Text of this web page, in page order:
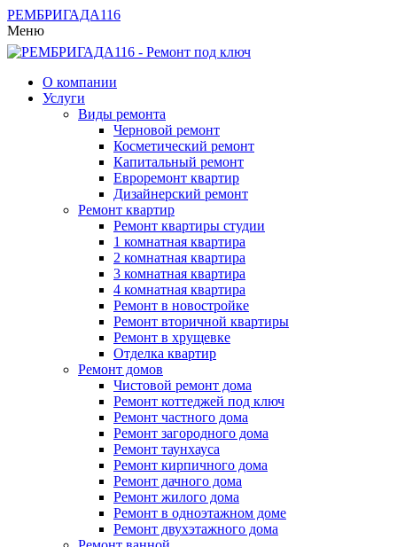
РЕМБРИГАДА116
Меню
О компании
Услуги
Виды ремонта
Черновой ремонт
Косметический ремонт
Капитальный ремонт
Евроремонт квартир
Дизайнерский ремонт
Ремонт квартир
Ремонт квартиры студии
1 комнатная квартира
2 комнатная квартира
3 комнатная квартира
4 комнатная квартира
Ремонт в новостройке
Ремонт вторичной квартиры
Ремонт в хрущевке
Отделка квартир
Ремонт домов
Чистовой ремонт дома
Ремонт коттеджей под ключ
Ремонт частного дома
Ремонт загородного дома
Ремонт таунхауса
Ремонт кирпичного дома
Ремонт дачного дома
Ремонт жилого дома
Ремонт в одноэтажном доме
Ремонт двухэтажного дома